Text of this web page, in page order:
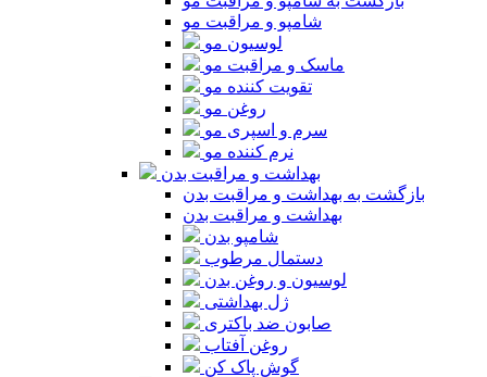
شامپو و مراقبت مو
لوسیون مو
ماسک و مراقبت مو
تقویت کننده مو
روغن مو
سرم و اسپری مو
نرم کننده مو
بهداشت و مراقبت بدن
بازگشت به بهداشت و مراقبت بدن
بهداشت و مراقبت بدن
شامپو بدن
دستمال مرطوب
لوسیون و روغن بدن
ژل بهداشتی
صابون ضد باکتری
روغن آفتاب
گوش پاک کن